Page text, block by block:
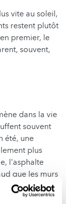
vite au soleil,
restent plutôt
premier, le
souvent,
dans la vie
souvent
été, une
plus
l'asphalte
que les murs
pourquoi,
vêtements